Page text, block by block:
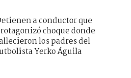
a conductor que
choque donde
los padres del
Yerko Águila